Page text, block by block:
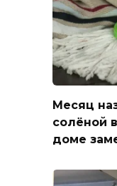
Месяц
солёной
доме